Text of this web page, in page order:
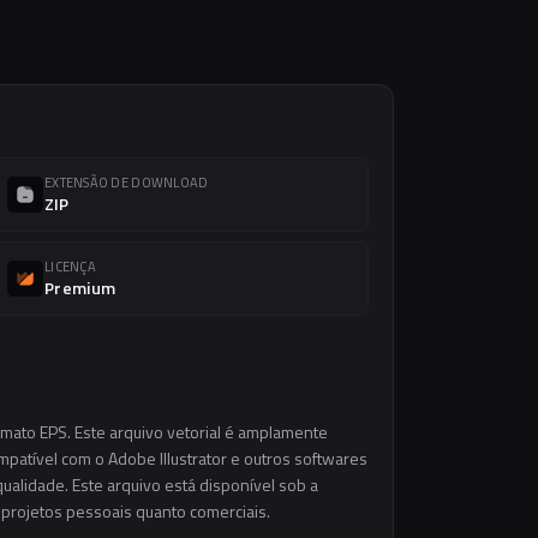
EXTENSÃO DE DOWNLOAD
ZIP
LICENÇA
Premium
EPS. Este arquivo vetorial é amplamente
com o Adobe Illustrator e outros softwares
Este arquivo está disponível sob a
pessoais quanto comerciais.